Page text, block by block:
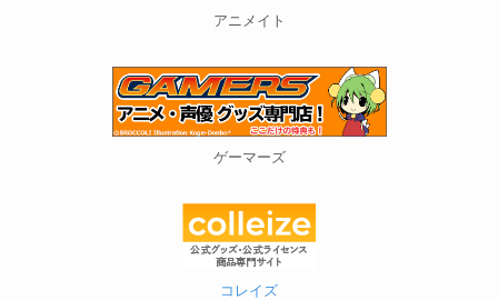
アニメイト
ゲーマーズ
コレイズ